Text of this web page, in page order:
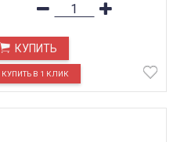
КУПИТЬ